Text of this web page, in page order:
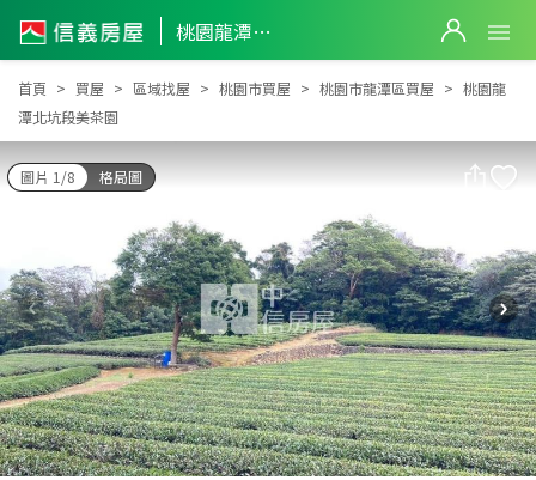
桃園龍潭北坑段美茶園
桃園龍潭北坑段美茶園
首頁 買屋 區域找屋 桃園市買屋 桃園市龍潭區買屋
桃園龍
潭北坑段美茶園
圖片 1/8 格局圖